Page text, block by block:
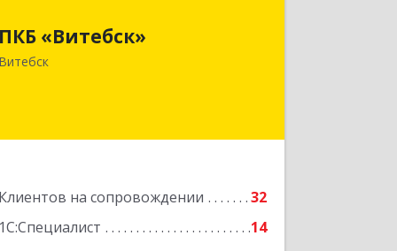
ПКБ «Витебск»
Витебск
Клиентов на сопровождении
32
1С:Специалист
14
Республика Беларусь, 210026, г.
Витебск, ул. Замковая, д. 4-3, каб. 304